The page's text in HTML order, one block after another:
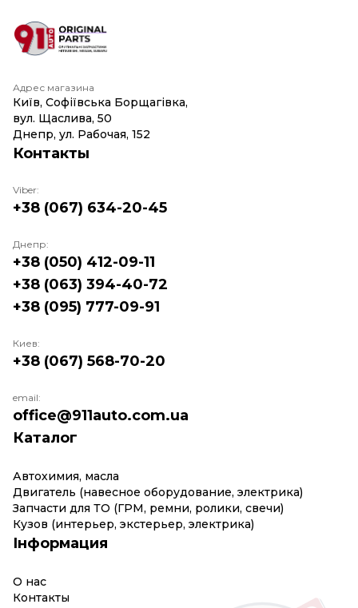
Адрес магазина
Київ, Софіївська Борщагівка,
вул. Щаслива, 50
Днепр, ул. Рабочая, 152
Каталог
Автохимия, масла
Двигатель (навесное оборудование, электрика)
Запчасти для ТО (ГРМ, ремни, ролики, свечи)
Кузов (интерьер, экстерьер, электрика)
Інформация
О нас
Контакты
Контакты
Viber:
+38 (067) 634-20-45
Днепр:
+38 (050) 412-09-11
+38 (063) 394-40-72
+38 (095) 777-09-91
Киев:
+38 (067) 568-70-20
email:
office@911auto.com.ua